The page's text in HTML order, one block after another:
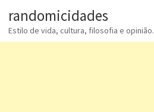
randomicidades
Estilo de vida, cultura, filosofia e opinião.